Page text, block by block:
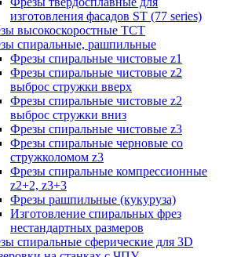
изготовления фасадов ST (77 series)
высокоскоростные ТСТ
спиральные, рашпильные
Фрезы спиральные чистовые z1
Фрезы спиральные чистовые z2
выброс стружки вверх
Фрезы спиральные чистовые z2
выброс стружки вниз
Фрезы спиральные чистовые z3
Фрезы спиральные черновые со
стружколомом z3
Фрезы спиральные компрессионные
z2+2, z3+3
Фрезы рашпильные (кукуруза)
Изготовление спиральных фрез
нестандартных размеров
спиральные сферические для 3D